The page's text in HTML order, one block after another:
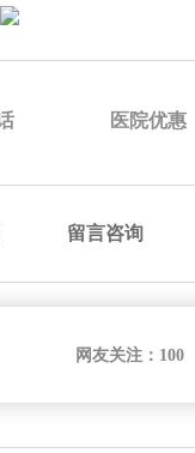
医院优惠
留言咨询
网友关注： 100